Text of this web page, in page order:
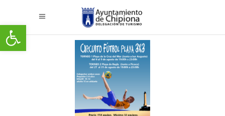
Abrir barra de herramientas